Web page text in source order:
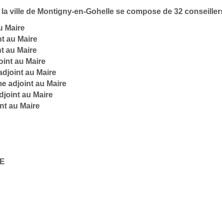
ville de Montigny-en-Gohelle se compose de 32
Maire
au Maire
au Maire
au Maire
au Maire
adjoint au Maire
au Maire
au Maire